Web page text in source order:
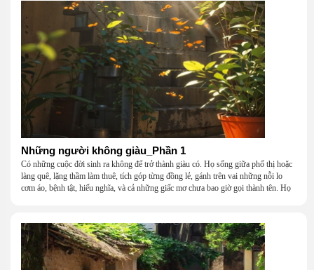
Những người không giàu_Phần 1
Có những cuộc đời sinh ra không để trở thành giàu có. Họ sống giữa phố thị hoặc
làng quê, lặng thầm làm thuê, tích góp từng đồng lẻ, gánh trên vai những nỗi lo
cơm áo, bệnh tật, hiếu nghĩa, và cả những giấc mơ chưa bao giờ gọi thành tên. Họ
một mái nhà bằng lòng thương, bằng sự nhẫn nại và một niềm tin cũ kỹ rằng: dẫu
nghèo đến đâu, cũng còn có nhau để quay về.